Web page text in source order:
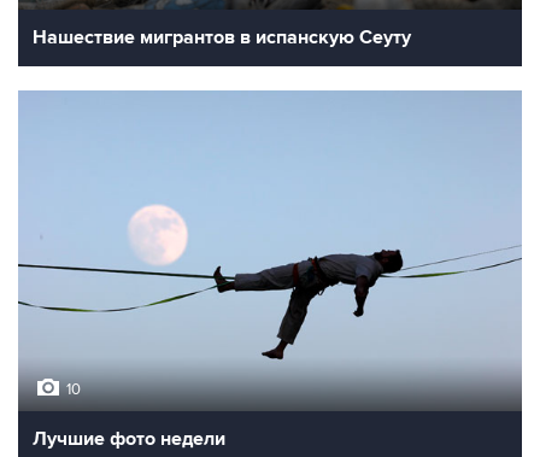
Нашествие мигрантов в испанскую Сеуту
10
Лучшие фото недели